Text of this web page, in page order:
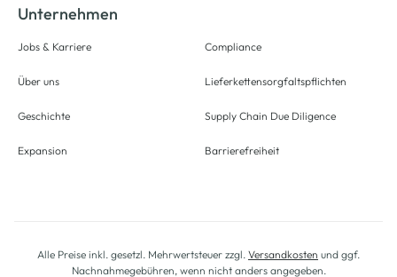
Unternehmen
Jobs & Karriere
Über uns
Geschichte
Expansion
Compliance
Lieferkettensorgfaltspflichten
Supply Chain Due Diligence
Barrierefreiheit
Alle Preise inkl. gesetzl. Mehrwertsteuer zzgl. Versandkosten und ggf.
Nachnahmegebühren, wenn nicht anders angegeben.